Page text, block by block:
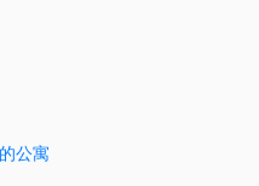
公寓